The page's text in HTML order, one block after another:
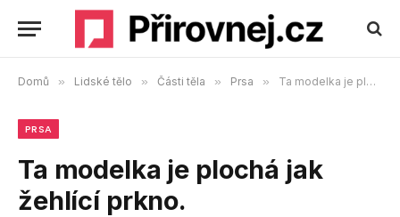
Domů » Lidské tělo » Části těla » Prsa » Ta modelka je plochá jak žehlící prkno.
PRSA
Ta modelka je plochá jak
žehlící prkno.